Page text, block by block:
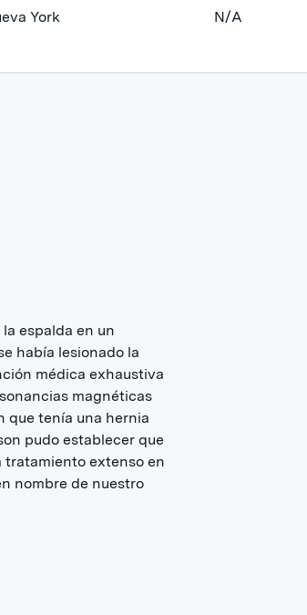
York
N/A
espalda en un
había lesionado la
médica exhaustiva
magnéticas
que tenía una hernia
pudo establecer que
tratamiento extenso en
nombre de nuestro